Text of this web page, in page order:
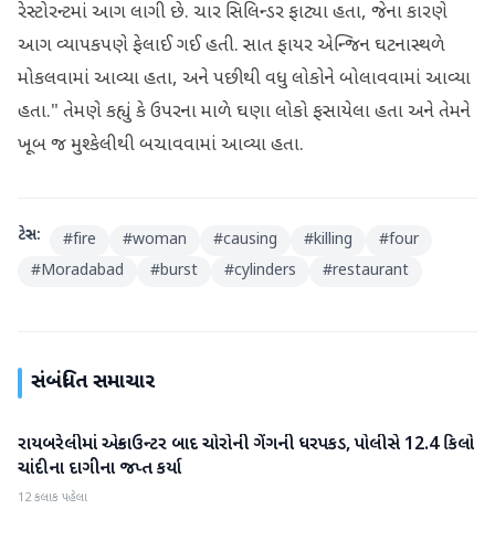
રેસ્ટોરન્ટમાં આગ લાગી છે. ચાર સિલિન્ડર ફાટ્યા હતા, જેના કારણે
આગ વ્યાપકપણે ફેલાઈ ગઈ હતી. સાત ફાયર એન્જિન ઘટનાસ્થળે
મોકલવામાં આવ્યા હતા, અને પછીથી વધુ લોકોને બોલાવવામાં આવ્યા
હતા." તેમણે કહ્યું કે ઉપરના માળે ઘણા લોકો ફસાયેલા હતા અને તેમને
ખૂબ જ મુશ્કેલીથી બચાવવામાં આવ્યા હતા.
ટેગ્સ: #fire #woman #causing #killing #four
#Moradabad #burst #cylinders #restaurant
સંબંધિત સમાચાર
રાષ્ટ્રીય
રાયબરેલીમાં એન્કાઉન્ટર બાદ ચોરોની ગેંગની ધરપકડ, પોલીસે 12.4 કિલો
ચાંદીના દાગીના જપ્ત કર્યા
12 કલાક પહેલા